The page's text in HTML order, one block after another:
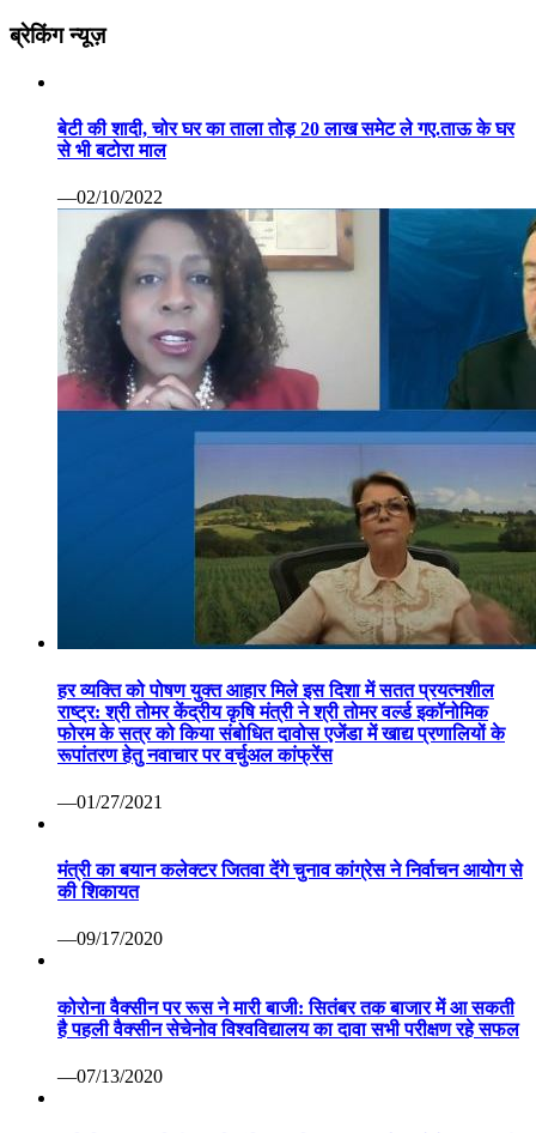
ब्रेकिंग न्यूज़
बेटी की शादी, चोर घर का ताला तोड़ 20 लाख समेट ले गए.ताऊ के घर
से भी बटोरा माल
—02/10/2022
हर व्यक्ति को पोषण युक्त आहार मिले इस दिशा में सतत प्रयत्नशील
राष्ट्र: श्री तोमर केंद्रीय कृषि मंत्री ने श्री तोमर वर्ल्ड इकॉनोमिक
फोरम के सत्र को किया संबोधित दावोस एजेंडा में खाद्य प्रणालियों के
रूपांतरण हेतु नवाचार पर वर्चुअल कांफ्रेंस
—01/27/2021
मंत्री का बयान कलेक्टर जितवा देंगे चुनाव कांग्रेस ने निर्वाचन आयोग से
की शिकायत
—09/17/2020
कोरोना वैक्सीन पर रूस ने मारी बाजी: सितंबर तक बाजार में आ सकती
है पहली वैक्सीन सेचेनोव विश्वविद्यालय का दावा सभी परीक्षण रहे सफल
—07/13/2020